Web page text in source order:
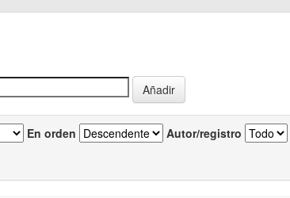
En orden Autor/registro